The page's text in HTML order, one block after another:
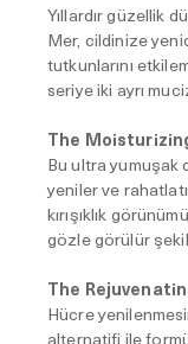
Yıllardır güzellik
Mer, cildinize
tutkunlarını
seriye iki ayrı
The
Bu ultra yumuşak
yeniler ve
kırışıklık
gözle görülür
The
Hücre
alternatifi ile